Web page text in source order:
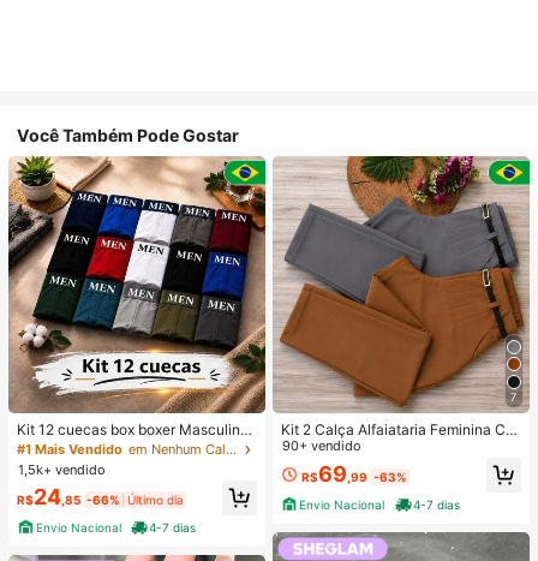
Você Também Pode Gostar
Kit 12 cuecas box boxer Masculinas
Premium Microfibra Confort Boxer o
u 4
#1 Mais Vendido
em Nenhum Calções de banho masculinos
1,5k+ vendido
R$24 ,85 -66% Último dia
Envio Nacional
4-7 dias
7
Kit 2 Calça Alfaiataria Feminina Co
m Cinto
90+ vendido
R$69 ,99 -63%
Envio Nacional
4-7 dias